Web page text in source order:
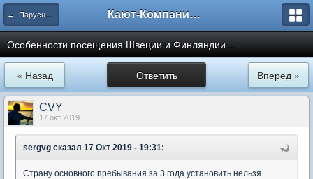
← Парусные яхты Кают-Компания "Катера и Яхты"
Особенности посещения Швеции и Финляндии....
Ответить
« Назад Вперед »
CVY
17 окт 2019
sergvg сказал 17 Окт 2019 - 19:31:
Страну основного пребывания за 3 года установить нельзя.